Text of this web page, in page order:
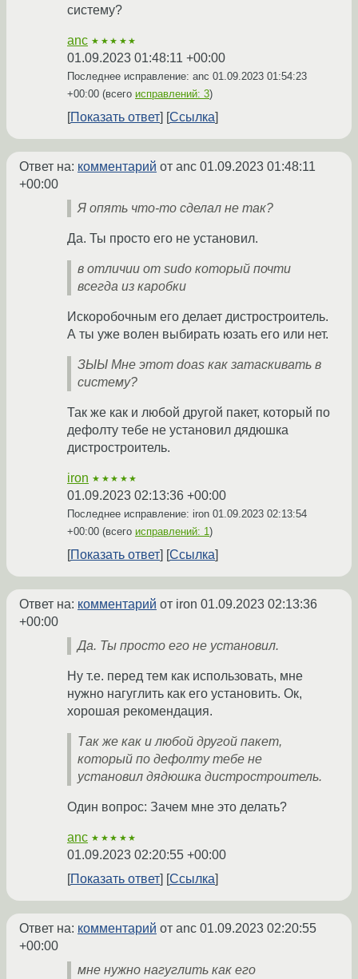
систему?
anc ★★★★★
01.09.2023 01:48:11 +00:00
Последнее исправление: anc 01.09.2023 01:54:23
+00:00 (всего исправлений: 3)
Показать ответ Ссылка
Ответ на: комментарий от anc 01.09.2023 01:48:11
+00:00
Я опять что-то сделал не так?
Да. Ты просто его не установил.
в отличии от sudo который почти
всегда из каробки
Искоробочным его делает дистростроитель.
А ты уже волен выбирать юзать его или нет.
ЗЫЫ Мне этот doas как затаскивать в
систему?
Так же как и любой другой пакет, который по
дефолту тебе не установил дядюшка
дистростроитель.
iron ★★★★★
01.09.2023 02:13:36 +00:00
Последнее исправление: iron 01.09.2023 02:13:54
+00:00 (всего исправлений: 1)
Показать ответ Ссылка
Ответ на: комментарий от iron 01.09.2023 02:13:36
+00:00
Да. Ты просто его не установил.
Ну т.е. перед тем как использовать, мне
нужно нагуглить как его установить. Ок,
хорошая рекомендация.
Так же как и любой другой пакет,
который по дефолту тебе не
установил дядюшка дистростроитель.
Один вопрос: Зачем мне это делать?
anc ★★★★★
01.09.2023 02:20:55 +00:00
Показать ответ
Ссылка
Ответ на: комментарий от anc 01.09.2023 02:20:55
+00:00
мне нужно нагуглить как его